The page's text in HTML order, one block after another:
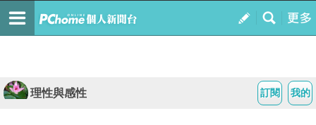
我的
訂閱
理性與感性